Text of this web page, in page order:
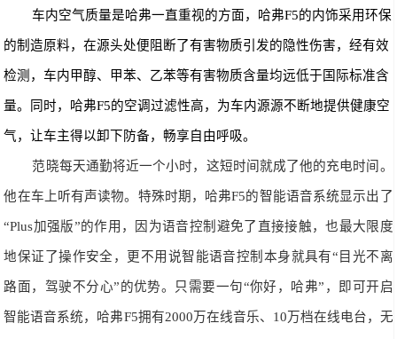
车内空气质量是哈弗一直重视的方面， 哈弗F5的内饰采用环保
的制造原料，在源头处便阻断了有害物质引发的隐性伤害，经有效
检测，车内甲醇、甲苯、乙苯等有害物质含量均远低于国际标准含
量。同时， 哈弗F5的空调过滤性高，为车内源源不断地提供健康空
气，让车主得以卸下防备， 畅享自由 呼吸。
范晓每天通勤将近一个小时，这短时间就成了他的充电时间。
他在车上听有声读物。特殊时期， 哈弗F5的智能语音系统显示出了
“Plus加强版”的作用，因为语音控制避免了直接接触，也最大限度
地保证了操作安全，更不用说智能语音控制本身就具有“目光不离
路面，驾驶不分心”的优势。只需要一句“你好，哈弗”，即可开启
智能语音系统，哈弗F5拥有2000 万在线音乐、 10 万档在线电台，无